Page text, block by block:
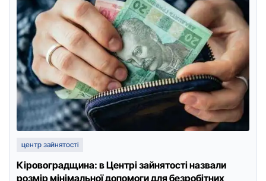
центр зайнятості
Кіровоградщина: в Центрі зайнятості назвали
розмір мінімальної допомоги для безробітних